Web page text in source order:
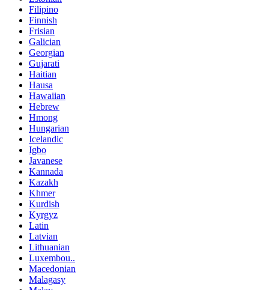
Filipino
Finnish
Frisian
Galician
Georgian
Gujarati
Haitian
Hausa
Hawaiian
Hebrew
Hmong
Hungarian
Icelandic
Igbo
Javanese
Kannada
Kazakh
Khmer
Kurdish
Kyrgyz
Latin
Latvian
Lithuanian
Luxembou..
Macedonian
Malagasy